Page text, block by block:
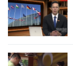
中文